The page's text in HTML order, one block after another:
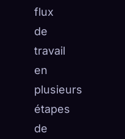
flux
de
travail
en
plusieurs
étapes
de